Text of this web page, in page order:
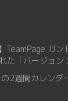
TeamPage ガ
た「バージョン
2週間カレンダ